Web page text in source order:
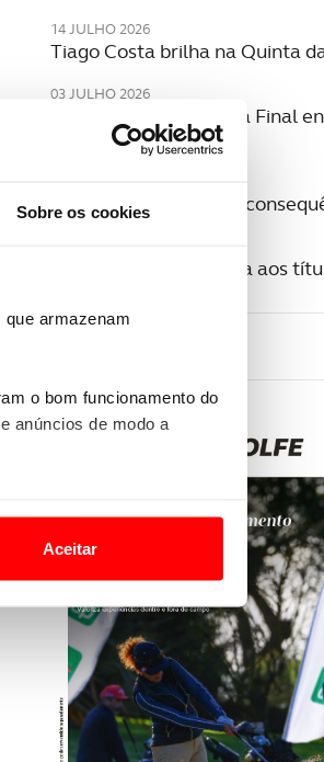
Sobre os cookies
armazenam
o bom funcionamento do
anúncios de modo a
lhe proporcionar
de análise, com parceiros
com o seu
Aceitar
14 JULHO 2026
Tiago Costa brilha na Quinta
03 JULHO 2026
A luta pelos lugares na Final
decisiva
Bola errada – quais as
Belas acelera a corrida aos